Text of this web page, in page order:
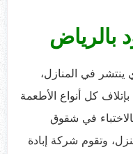
بالرياض
ينتشر في المنازل،
كل أنواع الأطعمة
في شقوق
وتقوم شركة إبادة